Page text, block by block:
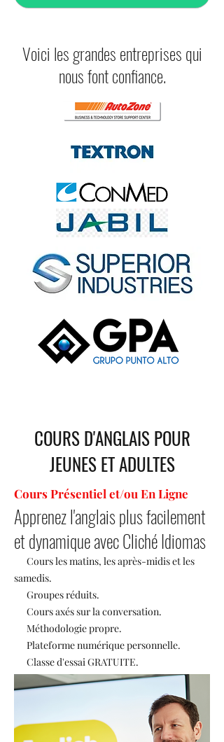
Voici les grandes entreprises qui
nous font confiance.
COURS D'ANGLAIS POUR
JEUNES ET ADULTES
Cours Présentiel et/ou En Ligne
Apprenez l'anglais plus facilement
et dynamique avec Cliché Idiomas
Cours les matins, les après-midis et les
samedis.
Groupes réduits.
Cours axés sur la conversation.
Méthodologie propre.
Plateforme numérique personnelle.
Classe d'essai GRATUITE.